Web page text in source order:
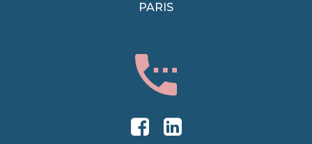
PARIS